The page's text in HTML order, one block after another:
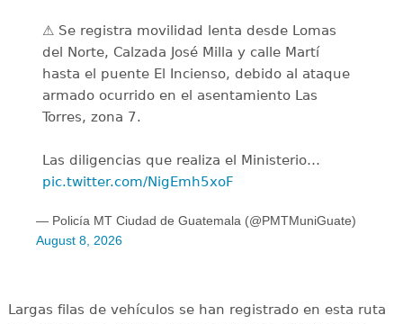
⚠️ Se registra movilidad lenta desde Lomas
del Norte, Calzada José Milla y calle Martí
hasta el puente El Incienso, debido al ataque
armado ocurrido en el asentamiento Las
Torres, zona 7.
Las diligencias que realiza el Ministerio…
pic.twitter.com/NigEmh5xoF
— Policía MT Ciudad de Guatemala (@PMTMuniGuate)
August 8, 2026
Largas filas de vehículos se han registrado en esta ruta